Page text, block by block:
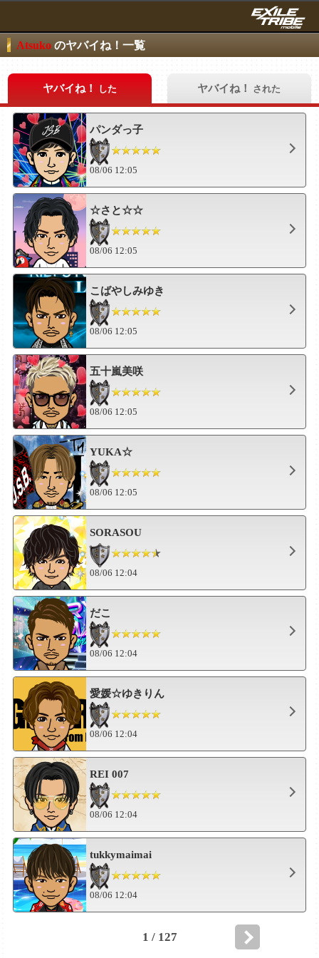
Atsuko のヤバイね！一覧
ヤバイね！ した ヤバイね！ された
パンダっ子
08/06 12:05
☆さと☆☆
08/06 12:05
こばやしみゆき
08/06 12:05
五十嵐美咲
08/06 12:05
YUKA☆
08/06 12:05
SORASOU
08/06 12:04
だこ
08/06 12:04
愛媛☆ゆきりん
08/06 12:04
REI 007
08/06 12:04
tukkymaimai
08/06 12:04
1 / 127